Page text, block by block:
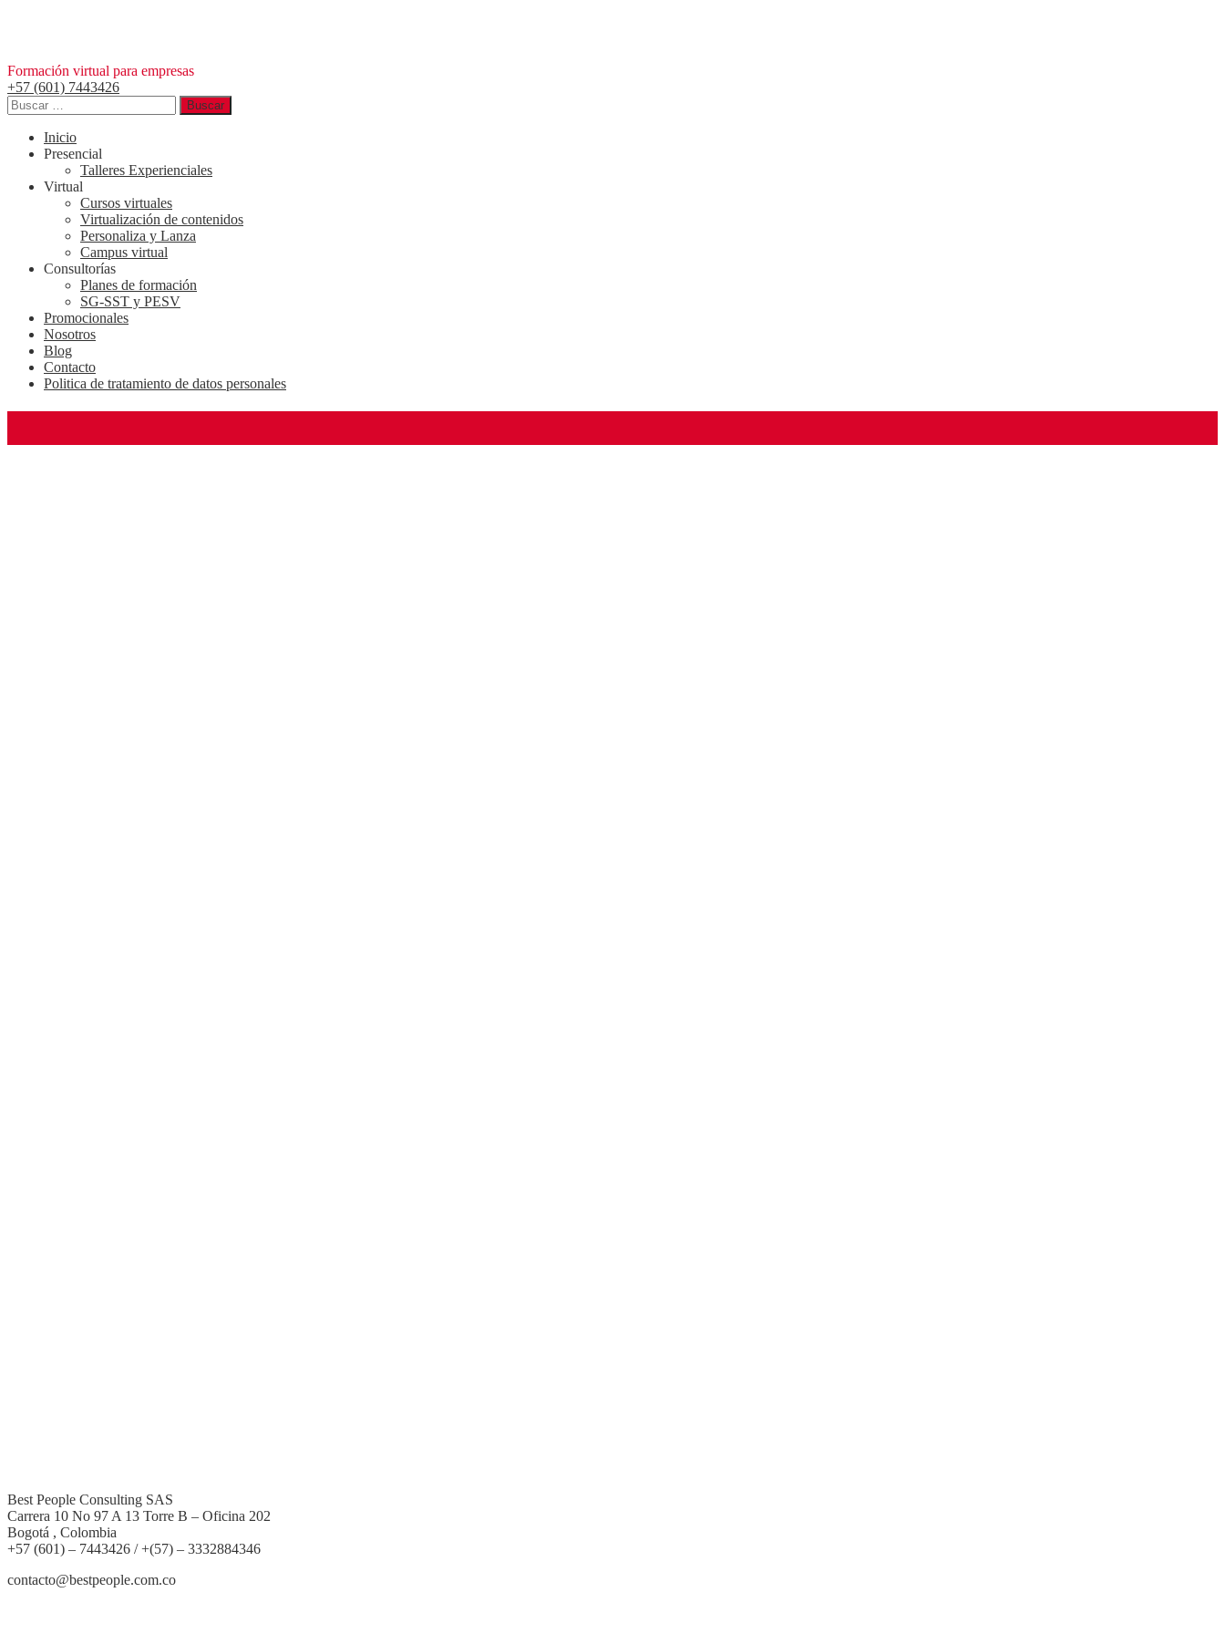
Formación virtual para empresas
+57 (601) 7443426
Buscar:
Inicio
Presencial
Talleres Experienciales
Virtual
Cursos virtuales
Virtualización de contenidos
Personaliza y Lanza
Campus virtual
Consultorías
Planes de formación
SG-SST y PESV
Promocionales
Nosotros
Blog
Contacto
Politica de tratamiento de datos personales
Best People Consulting SAS
Carrera 10 No 97 A 13 Torre B – Oficina 202
Bogotá , Colombia
+57 (601) – 7443426 / +(57) – 3332884346
contacto@bestpeople.com.co